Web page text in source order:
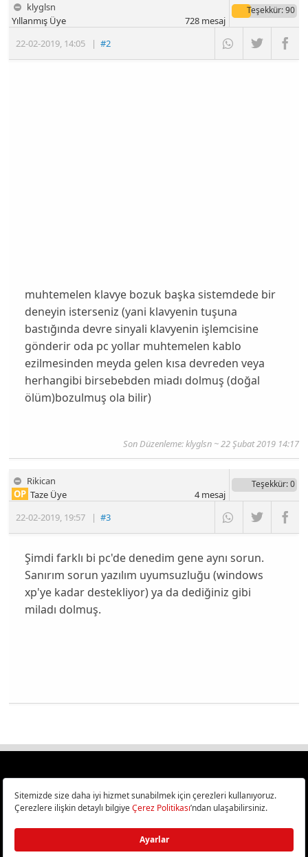
klyglsn
22-02-2019, 14:05 |#2
Yıllanmış Üye
Teşekkür: 90
728mesaj
muhtemelen klavye bozuk başka sistemdede bir
deneyin isterseniz (yani klavyenin tuşuna
bastığında devre sinyali klavyenin işlemcisine
gönderir oda pc yollar muhtemelen kablo
ezilmesinden meyda gelen kısa devreden veya
herhangibi birsebebden miadı dolmuş (doğal
ölüm)bozulmuş ola bilir)
Son Düzenleme: klyglsn ~ 22 Şubat 2019 14:17
Rikican
22-02-2019, 19:57 |#3
OP Taze Üye
Teşekkür: 0
4mesaj
Şimdi farklı bi pc'de denedim gene aynı sorun.
Sanırım sorun yazılım uyumsuzluğu (windows
xp'ye kadar destekliyor) ya da dediğiniz gibi
miladı dolmuş.
Türkiye
Bilişim ve Teknoloji Haberleri CHIP Online’da!